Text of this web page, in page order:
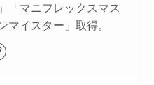
「マニフレックスマス
マイスター」取得。